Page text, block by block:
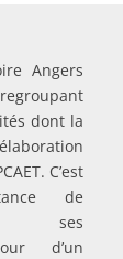
Angers
dont la
C’est
de
ses
d’un